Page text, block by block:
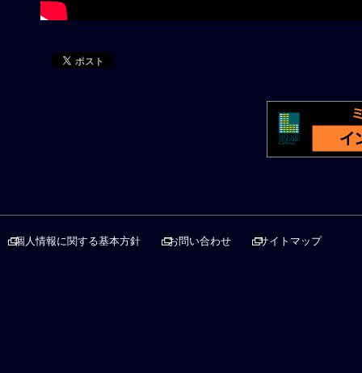
個人情報に関する基本方針 お問い合わせ サイトマップ